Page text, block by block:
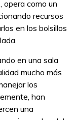
opera como un
recursos
en los bolsillos
en una sala
mucho más
los
han
una